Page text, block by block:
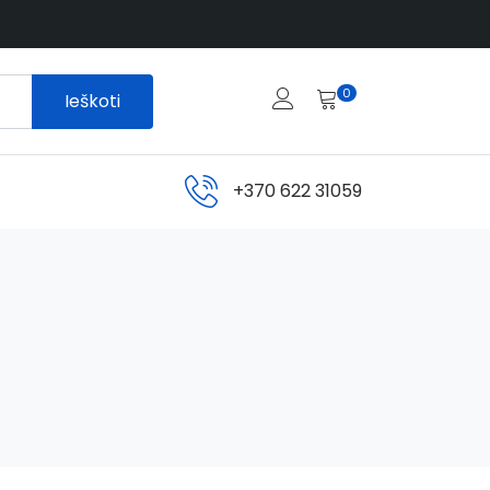
Ieškoti 0
+370 622 31059